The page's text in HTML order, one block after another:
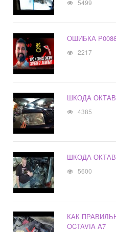
5499
ОШИБКА Р0088
2217
ШКОДА
4385
ШКОДА
5600
КАК
OCTAVIA A7